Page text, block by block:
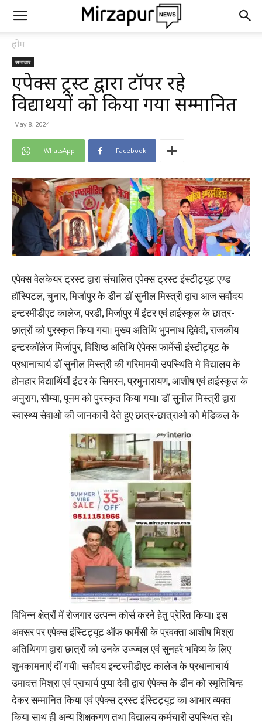
होम
समाचार
एपेक्स ट्रस्ट द्वारा टॉपर रहे
विद्यार्थियों को किया गया सम्मानित
May 8, 2024
WhatsApp Facebook
एपेक्स वेलकेयर ट्रस्ट द्वारा संचालित एपेक्स ट्रस्ट इंस्टीट्यूट एण्ड
हॉस्पिटल, चुनार, मिर्जापुर के डीन डॉ सुनील मिस्त्री द्वारा आज सर्वोदय
इन्टरमीडीएट कालेज, परडी, मिर्जापुर में इंटर एवं हाईस्कूल के छात्र-
छात्रों को पुरस्कृत किया गया। मुख्य अतिथि भुपनाथ द्विवेदी, राजकीय
इन्टरकॉलेज मिर्जापुर, विशिष्ठ अतिथि ऐपेक्स फार्मेसी इंस्टीट्यूट के
प्रधानाचार्य डॉ सुनील मिस्त्री की गरिमामयी उपस्थिति मे विद्यालय के
होनहार विद्यार्थियों इंटर के सिमरन, प्रभुनारायण, आशीष एवं हाईस्कूल के
अनुराग, सौम्या, पूनम को पुरस्कृत किया गया। डॉ सुनील मिस्त्री द्वारा
स्वास्थ्य सेवाओ की जानकारी देते हुए छात्र-छात्राओ को मेडिकल के
विभिन्न क्षेत्रों में रोजगार उत्पन्न कोर्स करने हेतु प्रेरित किया। इस
अवसर पर एपेक्स इंस्टिट्यूट ऑफ फार्मेसी के प्रवक्ता आशीष मिश्रा
अतिथिगण द्वारा छात्रों को उनके उज्ज्वल एवं सुनहरे भविष्य के लिए
शुभकामनाएं दीं गयी। सर्वोदय इन्टरमीडीएट कालेज के प्रधानाचार्य
उमादत्त मिश्रा एवं प्राचार्य पुष्पा देवी द्वारा ऐपेक्स के डीन को स्मृतिचिन्ह
देकर सम्मानित किया एवं एपेक्स ट्रस्ट इंस्टिट्यूट का आभार व्यक्त
किया साथ ही अन्य शिक्षकगण तथा विद्यालय कर्मचारी उपस्थित रहे।